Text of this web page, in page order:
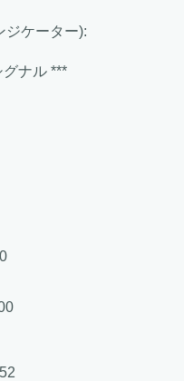
ジケーター):
ナル ***